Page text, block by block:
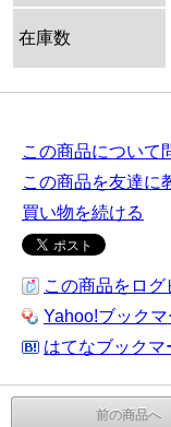
在庫数
この商品について
この商品を友達に
買い物を続ける
この商品をログ
Yahoo!ブック
はてなブックマ
前の商品へ